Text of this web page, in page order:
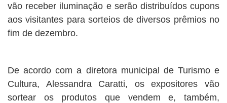
vão receber iluminação e serão distribuídos cupons
aos visitantes para sorteios de diversos prêmios no
fim de dezembro.
De acordo com a diretora municipal de Turismo e
Cultura, Alessandra Caratti, os expositores vão
sortear os produtos que vendem e, também,